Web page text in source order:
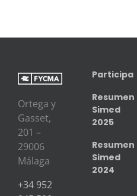
Ortega y
Gasset,
201 –
29006
Málaga
+34 952
Participa
Resumen
Simed
2025
Resumen
Simed
2024